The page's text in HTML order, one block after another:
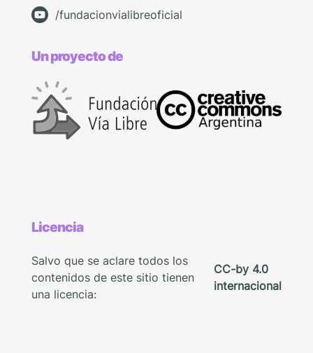
/fundacionvialibreoficial
Un proyecto de
Licencia
Salvo que se aclare todos los
contenidos de este sitio tienen
una licencia:
CC-by 4.0
internacional